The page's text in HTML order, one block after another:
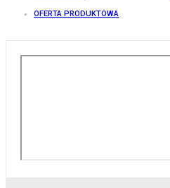
OFERTA PRODUKTOWA